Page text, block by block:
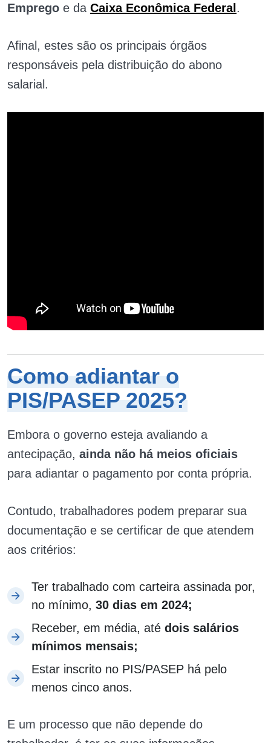
Emprego e da Caixa Econômica Federal.
Afinal, estes são os principais órgãos
responsáveis pela distribuição do abono
salarial.
Como adiantar o
PIS/PASEP 2025?
Embora o governo esteja avaliando a
antecipação, ainda não há meios oficiais
para adiantar o pagamento por conta própria.
Contudo, trabalhadores podem preparar sua
documentação e se certificar de que atendem
aos critérios:
Ter trabalhado com carteira assinada por,
no mínimo, 30 dias em 2024;
Receber, em média, até dois salários
mínimos mensais;
Estar inscrito no PIS/PASEP há pelo
menos cinco anos.
E um processo que não depende do